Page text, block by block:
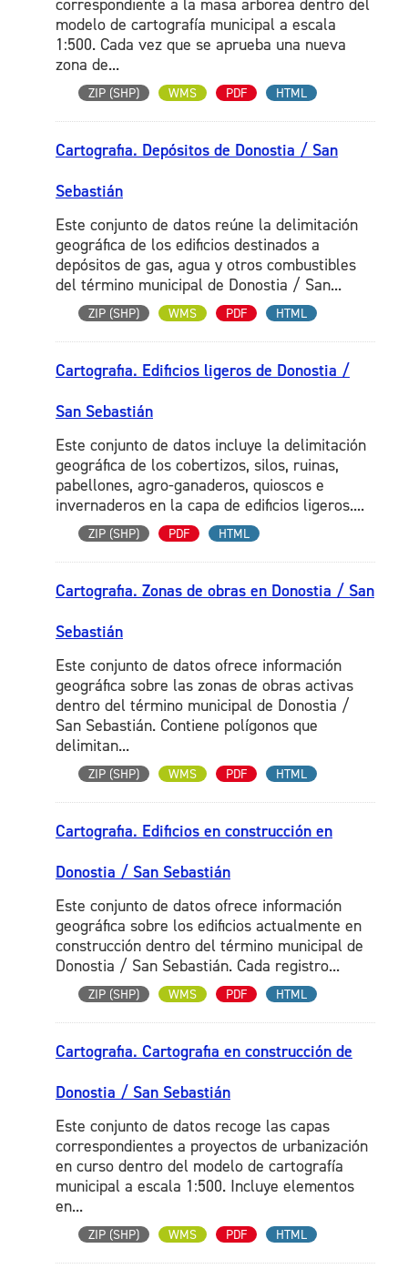
correspondiente a la masa arborea dentro del
modelo de cartografía municipal a escala
1:500. Cada vez que se aprueba una nueva
zona de...
ZIP (SHP) WMS PDF HTML
Cartografia. Depósitos de Donostia / San
Sebastián
Este conjunto de datos reúne la delimitación
geográfica de los edificios destinados a
depósitos de gas, agua y otros combustibles
del término municipal de Donostia / San...
ZIP (SHP) WMS PDF HTML
Cartografia. Edificios ligeros de Donostia /
San Sebastián
Este conjunto de datos incluye la delimitación
geográfica de los cobertizos, silos, ruinas,
pabellones, agro-ganaderos, quioscos e
invernaderos en la capa de edificios ligeros....
ZIP (SHP) PDF HTML
Cartografia. Zonas de obras en Donostia / San
Sebastián
Este conjunto de datos ofrece información
geográfica sobre las zonas de obras activas
dentro del término municipal de Donostia /
San Sebastián. Contiene polígonos que
delimitan...
ZIP (SHP) WMS PDF HTML
Cartografia. Edificios en construcción en
Donostia / San Sebastián
Este conjunto de datos ofrece información
geográfica sobre los edificios actualmente en
construcción dentro del término municipal de
Donostia / San Sebastián. Cada registro...
ZIP (SHP) WMS PDF HTML
Cartografia. Cartografia en construcción de
Donostia / San Sebastián
Este conjunto de datos recoge las capas
correspondientes a proyectos de urbanización
en curso dentro del modelo de cartografía
municipal a escala 1:500. Incluye elementos
en...
ZIP (SHP) WMS PDF HTML